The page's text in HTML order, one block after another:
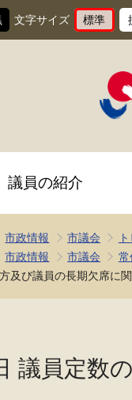
に
文字サイズ
文
標準
に
議員の紹介
市政情報 市議会
市政情報 市議会
常
及び議員の長期欠席に
議員定数